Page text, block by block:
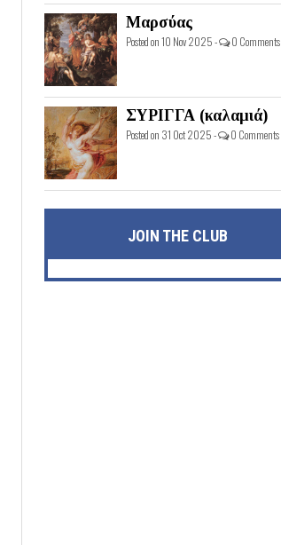
Μαρσύας
Posted on 10 Nov 2025 - 0 Comments
ΣΥΡΙΓΓΑ (καλαμιά)
Posted on 31 Oct 2025 - 0 Comments
JOIN THE CLUB